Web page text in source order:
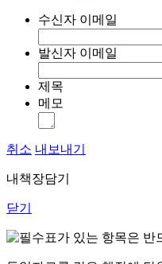
수신자 이메일
발신자 이메일
제목
메모
취소 내보내기
내책장담기
닫기
표가 있는 항목은 반